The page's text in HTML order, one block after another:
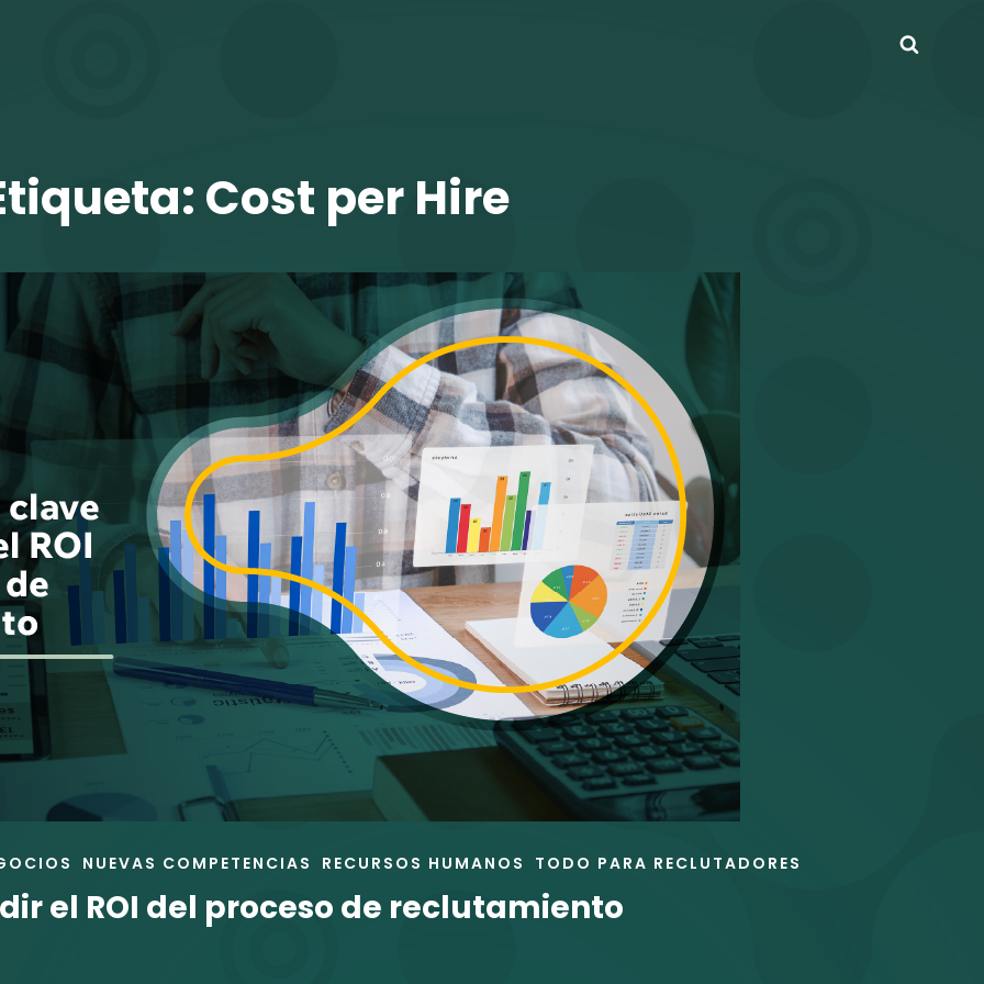
Cost per Hire
NUEVAS COMPETENCIAS RECURSOS HUMANOS TODO PARA RECLUTADORES
el ROI del proceso de reclutamiento